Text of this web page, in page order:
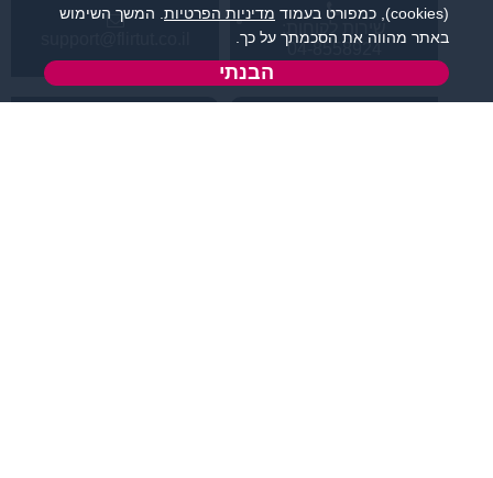
04-8558924
(cookies), כמפורט בעמוד
מדיניות הפרטיות . המשך השימוש
באתר מהווה את הסכמתך על כך.
הבנתי